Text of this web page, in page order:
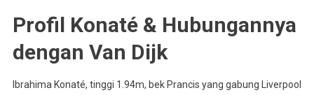
Profil Konaté & Hubungannya
dengan Van Dijk
Ibrahima Konaté, tinggi 1.94m, bek Prancis yang gabung Liverpool